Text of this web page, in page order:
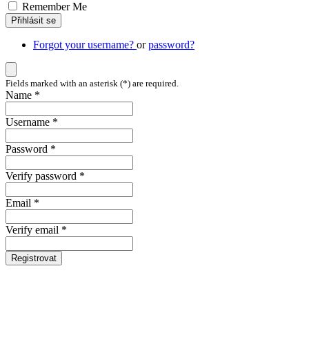
Remember Me
Přihlásit se
Forgot your username? orpassword?
Fields marked with an asterisk (*) are required.
Name *
Username *
Password *
Verify password *
Email *
Verify email *
Registrovat